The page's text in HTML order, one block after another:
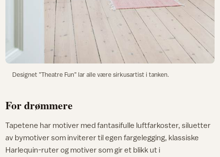
Designet ”Theatre Fun” lar alle være sirkusartist i tanken.
For drømmere
Tapetene har motiver med fantasifulle luftfarkoster, siluetter
av bymotiver som inviterer til egen fargelegging, klassiske
Harlequin-ruter og motiver som gir et blikk ut i